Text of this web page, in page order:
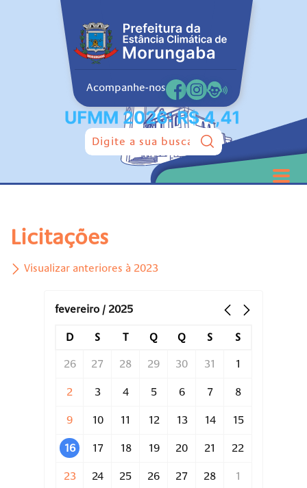
Acompanhe-nos
Pesquisar:
Licitações
Visualizar anteriores à 2023
fevereiro / 2025
D S T Q Q S S
26 27 28 29 30 31 1
2 3 4 5 6 7 8
9 10 11 12 13 14 15
16 17 18 19 20 21 22
23 24 25 26 27 28 1